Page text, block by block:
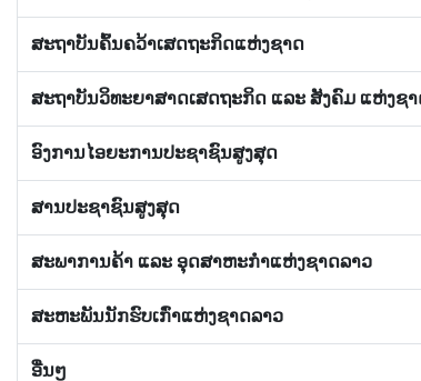
ສະຖາບັນຄົ້ນຄວ້າເສດຖະກິດແຫ່ງຊາດ
ສະຖາບັນວິທະຍາສາດເສດຖະກິດ ແລະ ສັງຄົມ ແຫ່ງຊ
ອົງການໄອຍະການປະຊາຊົນສູງສຸດ
ສານປະຊາຊົນສູງສຸດ
ສະພາການຄ້າ ແລະ ອຸດສາຫະກຳແຫ່ງຊາດລາວ
ສະຫະພັນນັກຮົບເກົ່າແຫ່ງຊາດລາວ
ອື່ນໆ